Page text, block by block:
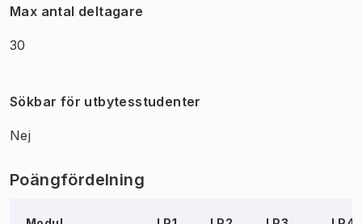
Max antal deltagare
30
Sökbar för utbytesstudenter
Nej
Poängfördelning